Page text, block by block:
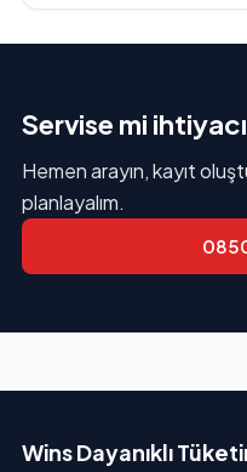
Servise mi
Hemen arayın, kayıt
planlayalım.
Wins Dayanıklı